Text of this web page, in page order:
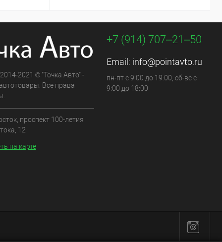
2021 © "Точка Авто" -
Все права
проспект 100-летия
12
на карте
+7 (914) 707‒21‒50
Email: info@pointavto.ru
пн-пт с 9:00 до 19:00, сб-вс с
9:00 до 18:00